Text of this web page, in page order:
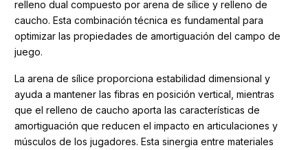
relleno dual compuesto por arena de sílice y relleno de
caucho. Esta combinación técnica es fundamental para
optimizar las propiedades de amortiguación del campo de
juego.
La arena de sílice proporciona estabilidad dimensional y
ayuda a mantener las fibras en posición vertical, mientras
que el relleno de caucho aporta las características de
amortiguación que reducen el impacto en articulaciones y
músculos de los jugadores. Esta sinergia entre materiales